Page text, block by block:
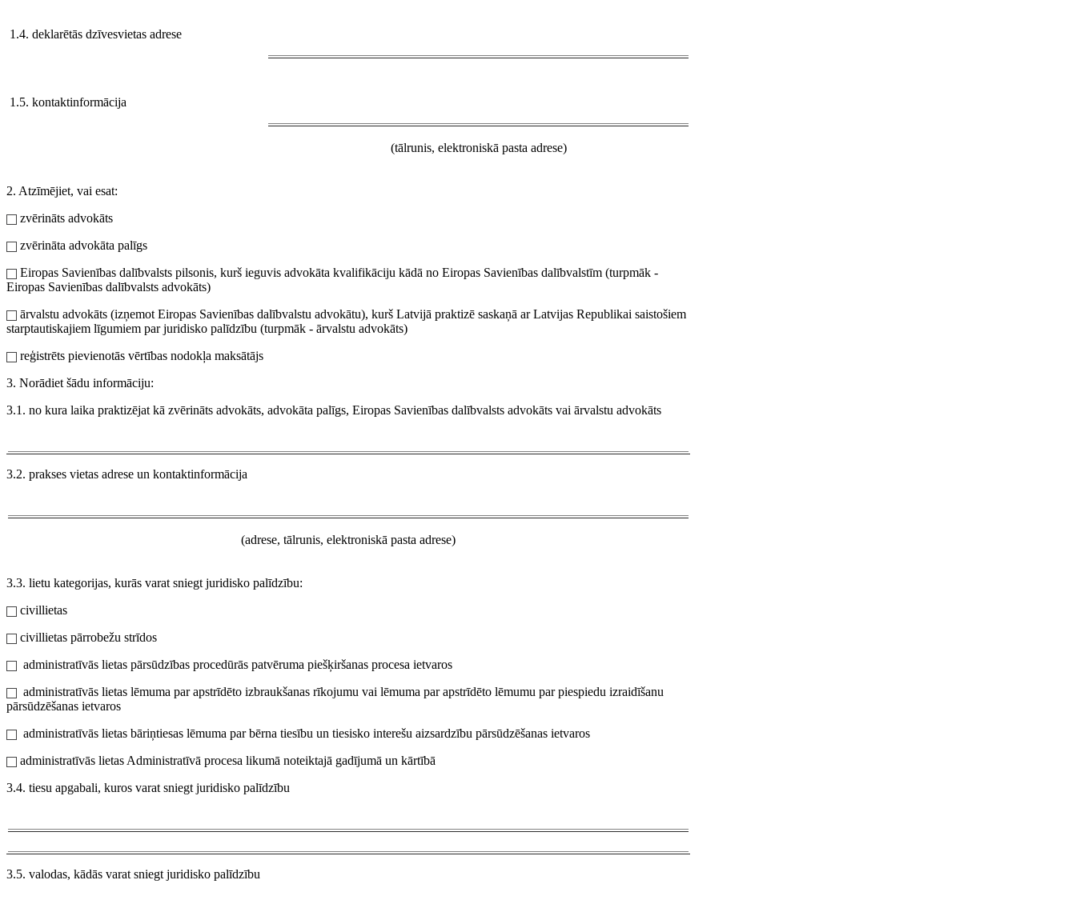
1.4. deklarētās dzīvesvietas adrese
1.5. kontaktinformācija
(tālrunis, elektroniskā pasta adrese)
2. Atzīmējiet, vai esat:
zvērināts advokāts
zvērināta advokāta palīgs
Eiropas Savienības dalībvalsts pilsonis, kurš ieguvis advokāta kvalifikāciju kādā no Eiropas Savienības dalībvalstīm (turpmāk -
Eiropas Savienības dalībvalsts advokāts)
ārvalstu advokāts (izņemot Eiropas Savienības dalībvalstu advokātu), kurš Latvijā praktizē saskaņā ar Latvijas Republikai saistošiem
starptautiskajiem līgumiem par juridisko palīdzību (turpmāk - ārvalstu advokāts)
reģistrēts pievienotās vērtības nodokļa maksātājs
3. Norādiet šādu informāciju:
3.1. no kura laika praktizējat kā zvērināts advokāts, advokāta palīgs, Eiropas Savienības dalībvalsts advokāts vai ārvalstu advokāts
3.2. prakses vietas adrese un kontaktinformācija
(adrese, tālrunis, elektroniskā pasta adrese)
3.3. lietu kategorijas, kurās varat sniegt juridisko palīdzību:
civillietas
civillietas pārrobežu strīdos
administratīvās lietas pārsūdzības procedūrās patvēruma piešķiršanas procesa ietvaros
administratīvās lietas lēmuma par apstrīdēto izbraukšanas rīkojumu vai lēmuma par apstrīdēto lēmumu par piespiedu izraidīšanu
pārsūdzēšanas ietvaros
administratīvās lietas bāriņtiesas lēmuma par bērna tiesību un tiesisko interešu aizsardzību pārsūdzēšanas ietvaros
administratīvās lietas Administratīvā procesa likumā noteiktajā gadījumā un kārtībā
3.4. tiesu apgabali, kuros varat sniegt juridisko palīdzību
3.5. valodas, kādās varat sniegt juridisko palīdzību